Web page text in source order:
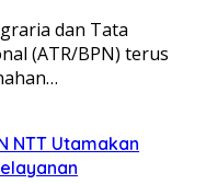
dan Tata
(ATR/BPN) terus
NTT Utamakan